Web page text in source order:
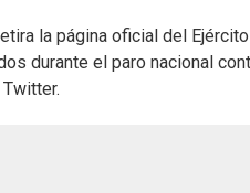
la página oficial del
durante el paro nacional